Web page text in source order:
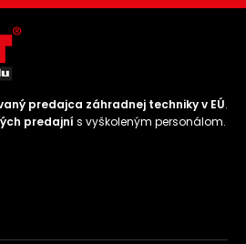
predajca záhradnej techniky v EÚ.
predajní s vyškoleným personálom.